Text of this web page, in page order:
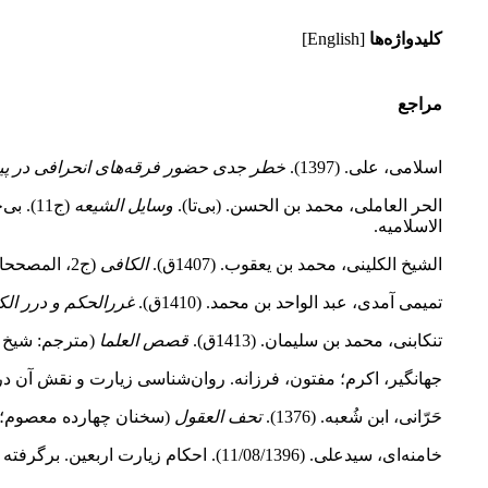
کلیدواژه‌ها [English]
مراجع
اسلامی، علی. (1397). خطر جدی حضور فرقه‌های انحرافی در
الحر العاملی، محمد بن الحسن. (بی‌تا). وسایل الشیعه (ج11). بی‌جا: منشورات مکتبه
الاسلامیه.
الشیخ الکلینی، محمد بن یعقوب. (1407ق). الکافی (ج2، المصححان:‌ على‌اکبر غفاری و محمد آخوندی). تهران: دارالکتب الإسلامیة.
تمیمى آمدى، عبد الواحد بن محمد. (1410ق). غررالحکم و درر
تنکابنی، محمد بن سلیمان. (1413ق). قصص العلما (مترجم: شیخ
جهانگیر، اکرم؛ مفتون، فرزانه. روان‌شناسی زیارت و نقش
حَرّانی، ابن شُعبه. (1376). تحف العقول (سخنان چهارده
خامنه‌ای، سیدعلی. (11/08/1396). احکام زیارت اربعین. برگرفته از: پایگاه اطلاع‌‌رسانی دفتر حفظ و نشر آثار آیت‌‌الله خامنه‌‌ای.